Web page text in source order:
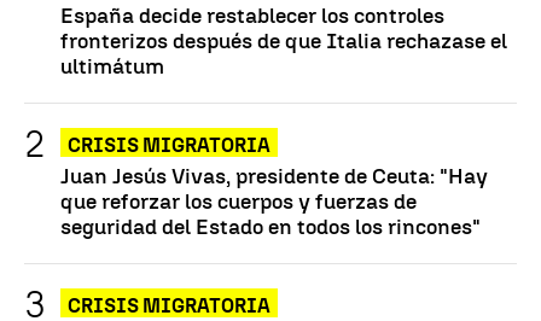
España decide restablecer los controles
fronterizos después de que Italia rechazase el
ultimátum
CRISIS MIGRATORIA
Juan Jesús Vivas, presidente de Ceuta: "Hay
que reforzar los cuerpos y fuerzas de
seguridad del Estado en todos los rincones"
CRISIS MIGRATORIA